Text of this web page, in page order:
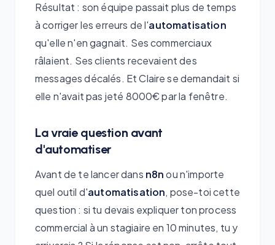
Résultat : son équipe passait plus de temps
à corriger les erreurs de l'automatisation
qu'elle n'en gagnait. Ses commerciaux
râlaient. Ses clients recevaient des
messages décalés. Et Claire se demandait si
elle n'avait pas jeté 8000€ par la fenêtre.
La vraie question avant
d'automatiser
Avant de te lancer dans n8nou n'importe
quel outil d'automatisation, pose-toi cette
question : si tu devais expliquer ton process
commercial à un stagiaire en 10 minutes, tu y